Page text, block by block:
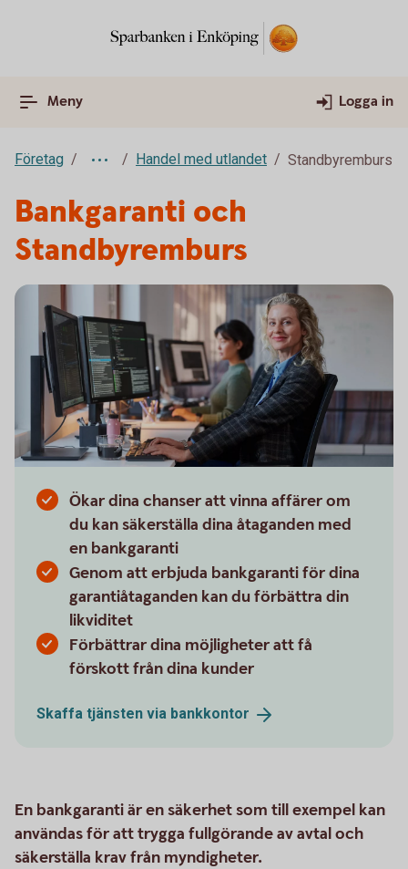
Meny Logga in
Företag Handel med utlandet Standbyremburs
Bankgaranti och
Standbyremburs
Ökar dina chanser att vinna affärer om
du kan säkerställa dina åtaganden med
en bankgaranti
Genom att erbjuda bankgaranti för dina
garantiåtaganden kan du förbättra din
likviditet
Förbättrar dina möjligheter att få
förskott från dina kunder
Skaffa tjänsten via bankkontor
En bankgaranti är en säkerhet som till exempel kan
användas för att trygga fullgörande av avtal och
säkerställa krav från myndigheter.